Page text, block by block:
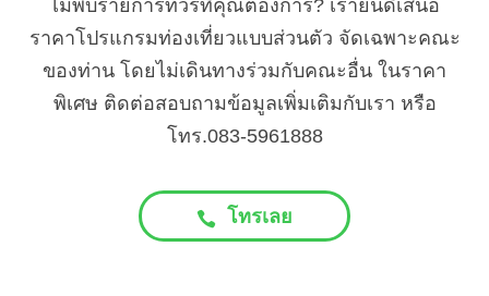
ไม่พบรายการทัวร์ที่คุณต้องการ? เรายินดีเสนอ
ราคาโปรแกรมท่องเที่ยวแบบส่วนตัว จัดเฉพาะคณะ
ของท่าน โดยไม่เดินทางร่วมกับคณะอื่น ในราคา
พิเศษ ติดต่อสอบถามข้อมูลเพิ่มเติมกับเรา หรือ
โทร.083-5961888
โทรเลย